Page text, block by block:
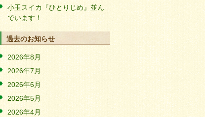
小玉スイカ『ひとりじめ』並ん
でいます！
過去のお知らせ
2026年8月
2026年7月
2026年6月
2026年5月
2026年4月